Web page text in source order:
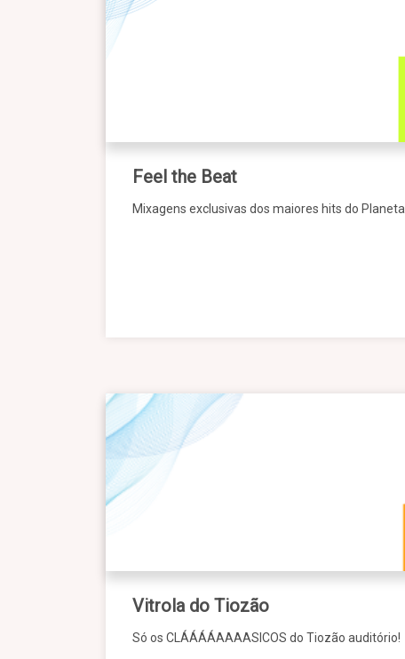
Feel the Beat
Mixagens exclusivas dos maiores hits do Planeta.
Vitrola do Tiozão
Só os CLÁÁÁÁAAAASICOS do Tiozão auditório!